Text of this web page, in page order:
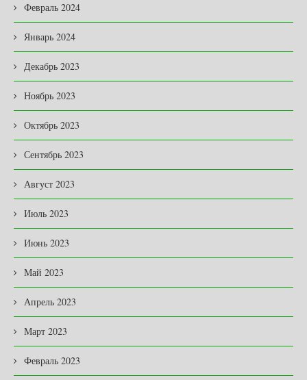
Февраль 2024
Январь 2024
Декабрь 2023
Ноябрь 2023
Октябрь 2023
Сентябрь 2023
Август 2023
Июль 2023
Июнь 2023
Май 2023
Апрель 2023
Март 2023
Февраль 2023